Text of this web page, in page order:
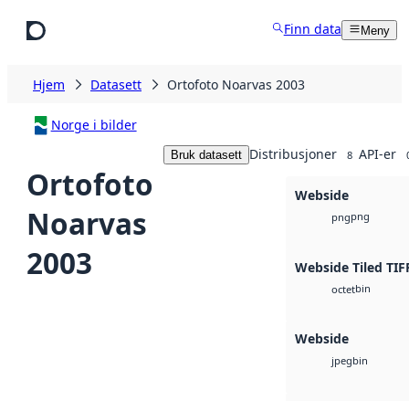
Finn data Meny
Hjem Datasett Ortofoto Noarvas 2003
Norge i bilder
Ortofoto
Noarvas
2003
Bruk datasett Distribusjoner 8 API-er
Webside
pngpng
Webside Tiled
octetbin
Webside
jpegbin